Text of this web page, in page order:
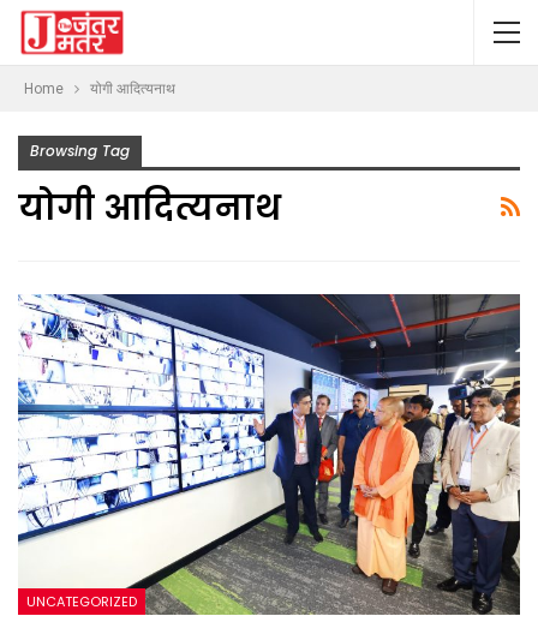
Home योगी आदित्यनाथ
Browsing Tag
योगी आदित्यनाथ
UNCATEGORIZED